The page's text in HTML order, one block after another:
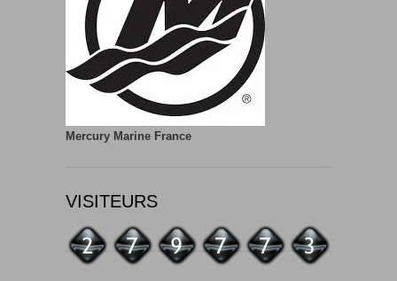
Mercury Marine France
VISITEURS